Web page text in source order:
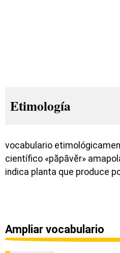
Etimología
vocabulario
científico «păpāvĕr»
indica planta que produce
Ampliar vocabulario